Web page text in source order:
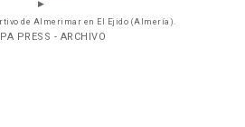
de Almerimar en El Ejido (Almería).
PRESS - ARCHIVO